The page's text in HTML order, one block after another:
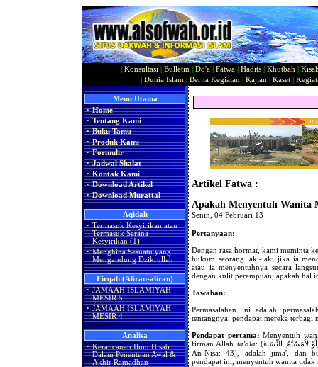
Konsultasi Bulletin Do'a Fatwa Hadits Khutbah
Dunia Islam Berita Kegiatan Kajian Kaset|
Menu Utama
· Home
· Tentang Kami
· Buku Tamu
· Produk Kami
· Formulir
· Jadwal Shalat
· Kontak Kami
· Download Artikel
· Download Murattal
Aqidah
· Termasuk Kesyirikan atau
Termasuk Sarana
Kesyirikan (1)
· Menghina Sesuatu yang
Mengandung Dzikrullah
Firqah (Aliran-aliran)
· JAMAAH ISLAMIYAH
MESIR 5
· JAMAAH ISLAMIYAH
MESIR 4
Analisa
· Kerancauan Ilmu Hisab
Dalam Penentuan Awal &
Akhir Ramadhan
Artikel Fatwa :
Apakah Menyentuh Wanita
Senin, 04 Februari 13
Pertanyaan:
Dengan rasa hormat, kami meminta
hukum seorang laki-laki jika ia
atau ia menyentuhnya secara
dengan kulit perempuan, apakah hal
Jawaban:
Permasalahan ini adalah
tentangnya, pendapat mereka terbagi
Pendapat pertama: Menyentuh
firman Allah ta'ala
"
An-Nisa: 43), adalah jima', dan
pendapat ini, menyentuh wanita